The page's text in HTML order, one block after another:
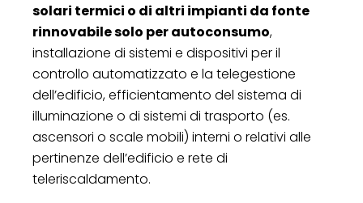
solari termici o di altri impianti da fonte
rinnovabile solo per autoconsumo,
installazione di sistemi e dispositivi per il
controllo automatizzato e la telegestione
dell’edificio, efficientamento del sistema di
illuminazione o di sistemi di trasporto (es.
ascensori o scale mobili) interni o relativi alle
pertinenze dell’edificio e rete di
teleriscaldamento.